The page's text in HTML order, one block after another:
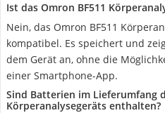
Ist das Omron BF511
Nein, das Omron BF511
kompatibel. Es speichert und
dem Gerät an, ohne die
einer Smartphone-App.
Sind Batterien im Lieferumfang
Körperanalysegeräts enthalten?